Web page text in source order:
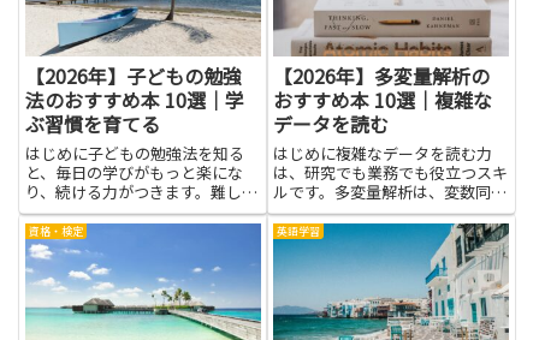
標...
【2026年】子どもの勉強
法のおすすめ本 10選｜学
ぶ習慣を育てる
はじめに子どもの勉強法を知る
と、毎日の学びがもっと楽にな
り、続ける力がつきます。難しく
考えず、家庭で実践できる工夫を
取り入れるだけで、宿題や予習・
復習が自然と生活の中に根づきま
す。学ぶ習慣を育てることは、将
来困らない力を育てる第一歩で
す。親...
【2026年】多変量解析の
おすすめ本 10選｜複雑な
データを読む
はじめに複雑なデータを読む力
は、研究でも業務でも役立つスキ
ルです。多変量解析は、変数同士
の関係性や影響の強さを数式でと
らえ、データの中に潜むパターン
を見つけ出す道具です。これを学
ぶと、アンケート結果や実測デー
タ、観測データを、単純な集計だ
け...
資格・検定 英語学習